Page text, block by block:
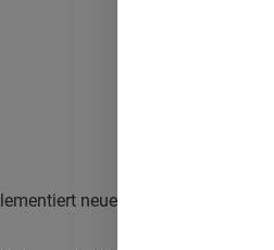
neue Funktionen.